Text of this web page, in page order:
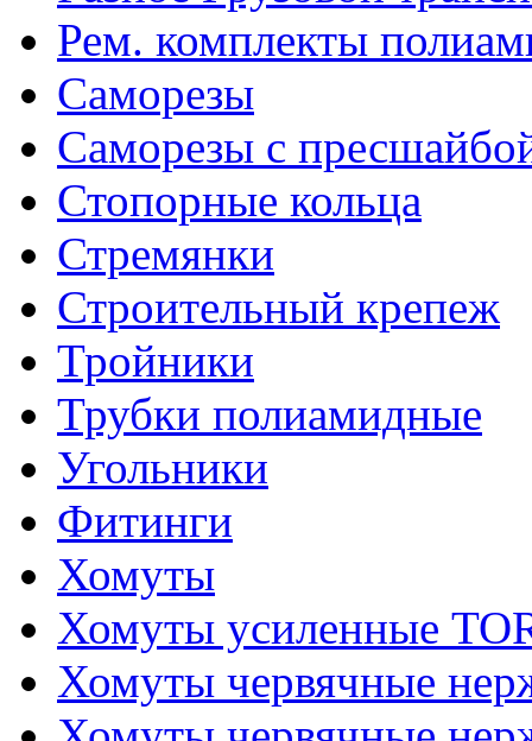
Рем. комплекты
Саморезы
Саморезы с
Стопорные кольца
Стремянки
Строительный крепеж
Тройники
Трубки полиамидные
Угольники
Фитинги
Хомуты
Хомуты усиленные
Хомуты червячные